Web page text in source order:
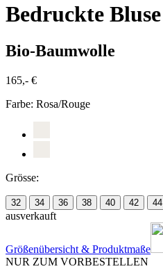
Bedruckte Bluse
Bio-Baumwolle
165,- €
Farbe: Rosa/Rouge
Grösse:
32 34 36 38 40 42 44
ausverkauft
Größenübersicht & Produktmaße
NUR ZUM VORBESTELLEN